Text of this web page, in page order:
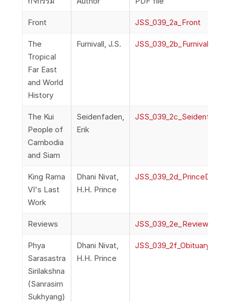
Front JSS_039_2a_Front
The
Tropical
Far East
and World
History
Furnivall, J.S.
The Kui
People of
Cambodia
and Siam
Seidenfaden,
Erik
King Rama
VI's Last
Work
Dhani Nivat,
H.H. Prince
Reviews JSS_039_2e_Reviews
Phya
Sarasastra
Sirilakshna
(Sanrasirn
Sukhyang)
Dhani Nivat,
H.H. Prince